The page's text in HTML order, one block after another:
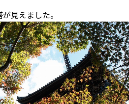
見えました。